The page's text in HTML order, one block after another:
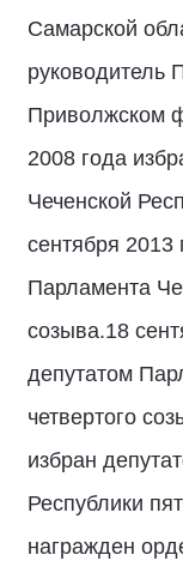
Самарской
руководитель
Приволжском
2008 года
Чеченской
сентября 2013
Парламента
созыва.18
депутатом
четвертого
избран
Республики
награжден